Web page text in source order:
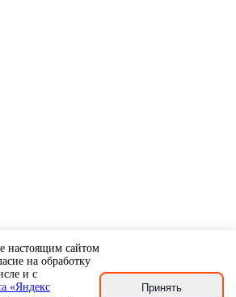
настоящим сайтом
на обработку
и с
«Яндекс
Принять